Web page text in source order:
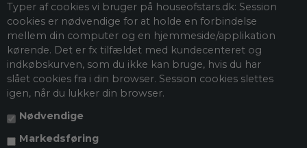
Typer af cookies vi bruger på houseofstars.dk: Session
cookies er nødvendige for at holde en forbindelse
mellem din computer og en hjemmeside/applikation
kørende. Det er fx tilfældet med kundecenteret og
indkøbskurven, som du ikke kan bruge, hvis du har
slået cookies fra i din browser. Session cookies slettes
igen, når du lukker din browser.
Nødvendige
Markedsføring